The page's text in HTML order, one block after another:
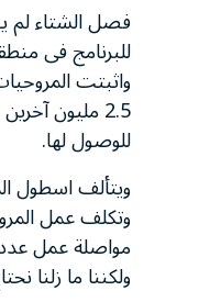
فصل الشتاء لم
للبرنامج فى
2.5 مليون
للوصول لها.
مواصلة عمل
ولكننا ما زلنا